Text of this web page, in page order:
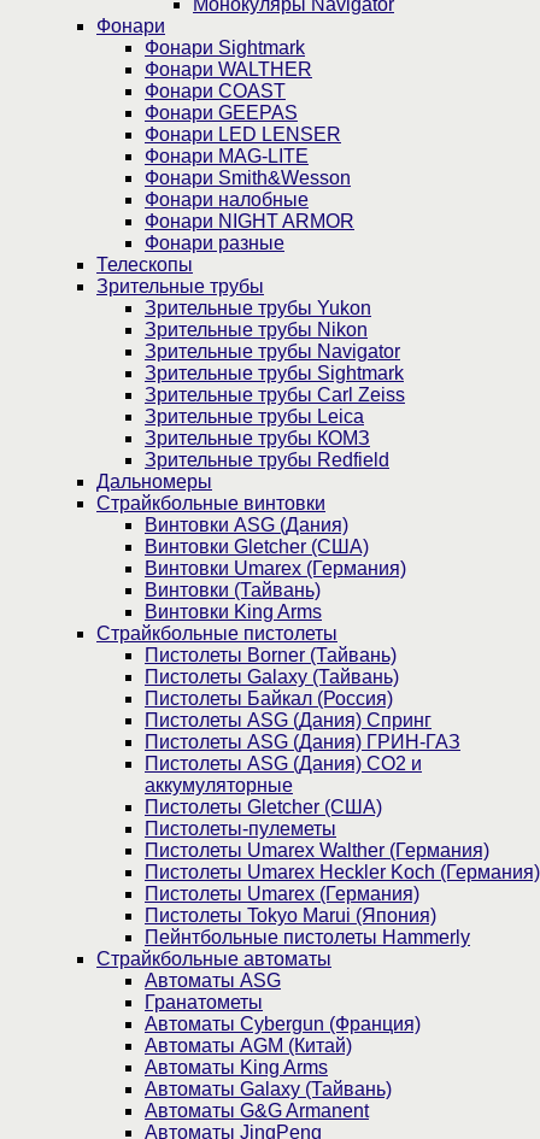
Монокуляры Navigator
Фонари
Фонари Sightmark
Фонари WALTHER
Фонари COAST
Фонари GEEPAS
Фонари LED LENSER
Фонари MAG-LITE
Фонари Smith&Wesson
Фонари налобные
Фонари NIGHT ARMOR
Фонари разные
Телескопы
Зрительные трубы
Зрительные трубы Yukon
Зрительные трубы Nikon
Зрительные трубы Navigator
Зрительные трубы Sightmark
Зрительные трубы Carl Zeiss
Зрительные трубы Leica
Зрительные трубы КОМЗ
Зрительные трубы Redfield
Дальномеры
Страйкбольные винтовки
Винтовки ASG (Дания)
Винтовки Gletcher (США)
Винтовки Umarex (Германия)
Винтовки (Тайвань)
Винтовки King Arms
Страйкбольные пистолеты
Пистолеты Borner (Тайвань)
Пистолеты Galaxy (Тайвань)
Пистолеты Байкал (Россия)
Пистолеты ASG (Дания) Спринг
Пистолеты ASG (Дания) ГРИН-ГАЗ
Пистолеты ASG (Дания) CO2 и
аккумуляторные
Пистолеты Gletcher (США)
Пистолеты-пулеметы
Пистолеты Umarex Walther (Германия)
Пистолеты Umarex Heckler Koch (Германия)
Пистолеты Umarex (Германия)
Пистолеты Tokyo Marui (Япония)
Пейнтбольные пистолеты Hammerly
Страйкбольные автоматы
Автоматы ASG
Гранатометы
Автоматы Cybergun (Франция)
Автоматы AGM (Китай)
Автоматы King Arms
Автоматы Galaxy (Тайвань)
Автоматы G&G Armanent
Автоматы JingPeng